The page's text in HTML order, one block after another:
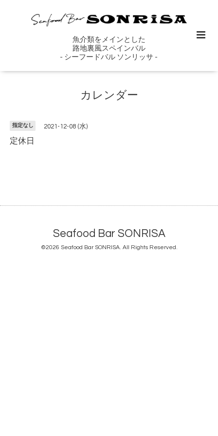
魚介類をメインとした
路地裏風スペインバル
- シーフードバル ソンリッサ -
カレンダー
指定なし 2021-12-08 (水)
定休日
Seafood Bar SONRISA
©2026 Seafood Bar SONRISA. All Rights Reserved.